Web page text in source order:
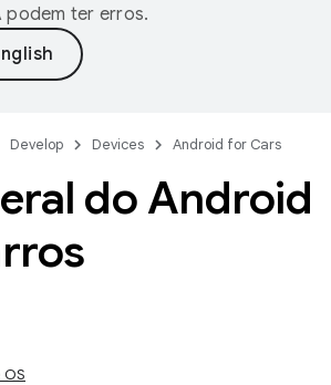
podem ter erros.
Develop Devices Android for Cars
do Android